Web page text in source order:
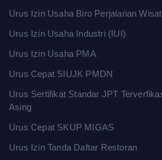
Urus Izin Usaha Biro Perjalanan
Urus Izin Usaha Industri (IUI)
Urus Izin Usaha PMA
Urus Cepat SIUJK PMDN
Urus Sertifikat Standar JPT
Asing
Urus Cepat SKUP MIGAS
Urus Izin Tanda Daftar Restoran